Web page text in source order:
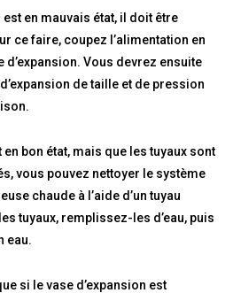
est en mauvais état, il doit être
ce faire, coupez l’alimentation en
d’expansion. Vous devrez ensuite
de taille et de pression
en bon état, mais que les tuyaux sont
vous pouvez nettoyer le système
chaude à l’aide d’un tuyau
tuyaux, remplissez-les d’eau, puis
eau.
si le vase d’expansion est